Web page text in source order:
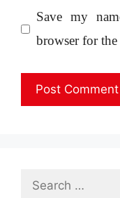
Save my
browser for
Search